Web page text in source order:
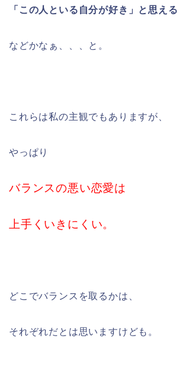
「この人といる自分が好き」と思える
などかなぁ、、、と。
これらは私の主観でもありますが、
やっぱり
バランスの悪い恋愛は
上手くいきにくい。
どこでバランスを取るかは、
それぞれだとは思いますけども。